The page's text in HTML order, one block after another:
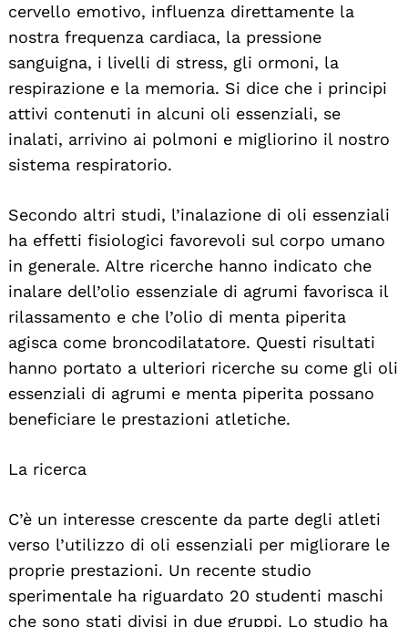
cervello emotivo, influenza direttamente la
nostra frequenza cardiaca, la pressione
sanguigna, i livelli di stress, gli ormoni, la
respirazione e la memoria. Si dice che i principi
attivi contenuti in alcuni oli essenziali, se
inalati, arrivino ai polmoni e migliorino il nostro
sistema respiratorio.
Secondo altri studi, l’inalazione di oli essenziali
ha effetti fisiologici favorevoli sul corpo umano
in generale. Altre ricerche hanno indicato che
inalare dell’olio essenziale di agrumi favorisca il
rilassamento e che l’olio di menta piperita
agisca come broncodilatatore. Questi risultati
hanno portato a ulteriori ricerche su come gli oli
essenziali di agrumi e menta piperita possano
beneficiare le prestazioni atletiche.
La ricerca
C’è un interesse crescente da parte degli atleti
verso l’utilizzo di oli essenziali per migliorare le
proprie prestazioni. Un recente studio
sperimentale ha riguardato 20 studenti maschi
che sono stati divisi in due gruppi. Lo studio ha